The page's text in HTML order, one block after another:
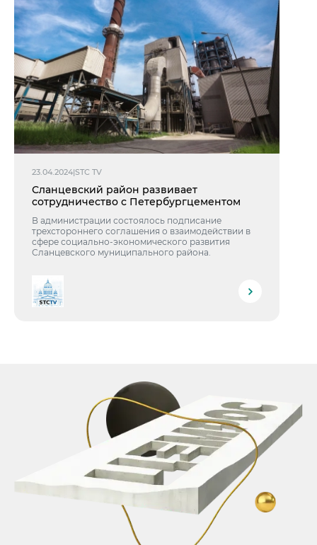
23.04.2024|STC TV
Сланцевский район развивает
сотрудничество с Петербургцементом
В администрации состоялось подписание
трехстороннего соглашения о взаимодействии в
сфере социально-экономического развития
Сланцевского муниципального района.